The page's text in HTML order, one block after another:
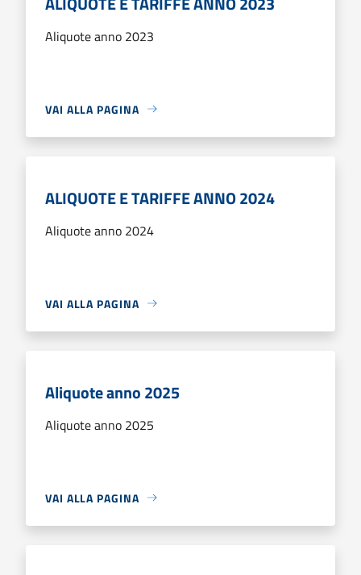
Aliquote anno 2023
VAI ALLA PAGINA
ALIQUOTE E TARIFFE ANNO 2024
Aliquote anno 2024
VAI ALLA PAGINA
Aliquote anno 2025
Aliquote anno 2025
VAI ALLA PAGINA